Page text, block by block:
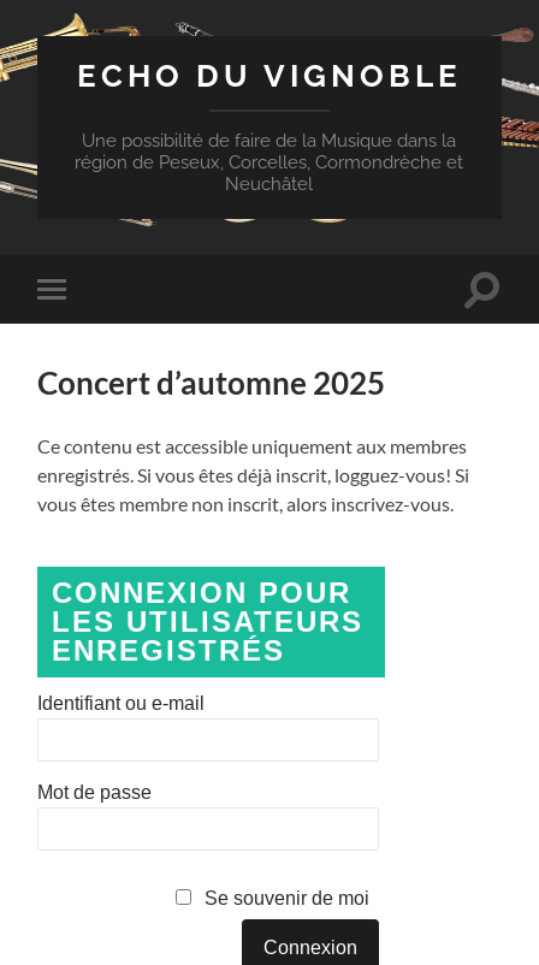
ECHO DU VIGNOBLE
Une possibilité de faire de la Musique dans la
région de Peseux, Corcelles, Cormondrèche et
Neuchâtel
Toggle
mobile
Toggle
Concert d’automne 2025
Ce contenu est accessible uniquement aux membres
enregistrés. Si vous êtes déjà inscrit, logguez-vous! Si
vous êtes membre non inscrit, alors inscrivez-vous.
CONNEXION POUR
LES UTILISATEURS
ENREGISTRÉS
Identifiant ou e-mail
Mot de passe
Se souvenir de moi